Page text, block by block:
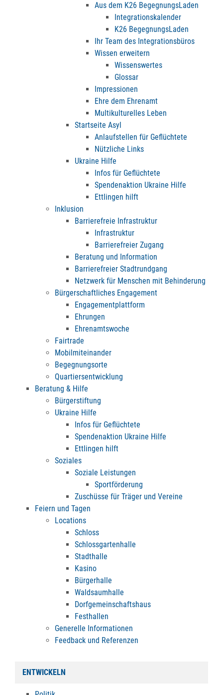
Aus dem K26 BegegnungsLaden
Integrationskalender
K26 BegegnungsLaden
Ihr Team des Integrationsbüros
Wissen erweitern
Wissenswertes
Glossar
Impressionen
Ehre dem Ehrenamt
Multikulturelles Leben
Startseite Asyl
Anlaufstellen für Geflüchtete
Nützliche Links
Ukraine Hilfe
Infos für Geflüchtete
Spendenaktion Ukraine Hilfe
Ettlingen hilft
Inklusion
Barrierefreie Infrastruktur
Infrastruktur
Barrierefreier Zugang
Beratung und Information
Barrierefreier Stadtrundgang
Netzwerk für Menschen mit Behinderung
Bürgerschaftliches Engagement
Engagementplattform
Ehrungen
Ehrenamtswoche
Fairtrade
Mobilmiteinander
Begegnungsorte
Quartiersentwicklung
Beratung & Hilfe
Bürgerstiftung
Ukraine Hilfe
Infos für Geflüchtete
Spendenaktion Ukraine Hilfe
Ettlingen hilft
Soziales
Soziale Leistungen
Sportförderung
Zuschüsse für Träger und Vereine
Feiern und Tagen
Locations
Schloss
Schlossgartenhalle
Stadthalle
Kasino
Bürgerhalle
Waldsaumhalle
Dorfgemeinschaftshaus
Festhallen
Generelle Informationen
Feedback und Referenzen
ENTWICKELN